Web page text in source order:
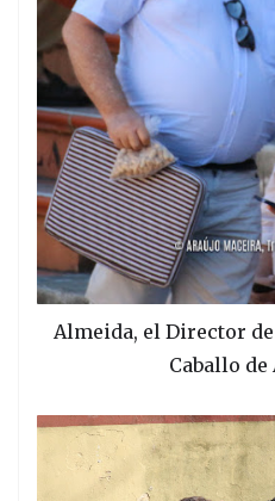
Almeida, el Director
Caballo